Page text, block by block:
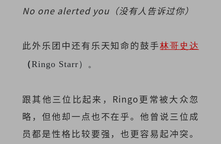
No one alerted you（没有人告诉过你）
此外乐团中还有乐天知命的鼓手林哥 史达
（Ringo Starr）。
跟其他三位比起来，Ringo更常被大众忽
略，但他却一点也不在乎。他曾说三位成
员都是性格比较要强，也更容易起冲突。